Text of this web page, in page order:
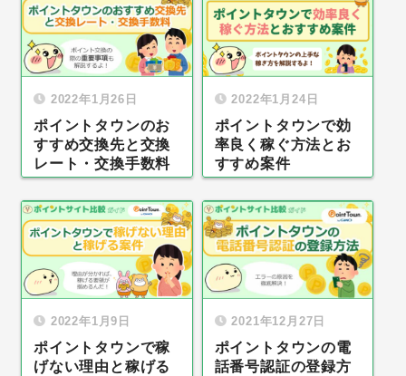
2022年1月26日
ポイントタウンのお
すすめ交換先と交換
レート・交換手数料
2022年1月24日
ポイントタウンで効
率良く稼ぐ方法とお
すすめ案件
2022年1月9日
ポイントタウンで稼
げない理由と稼げる
2021年12月27日
ポイントタウンの電
話番号認証の登録方